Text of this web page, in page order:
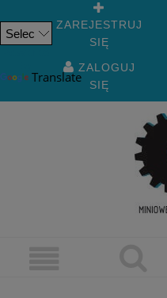
Translate
ZAREJESTRUJ
SIĘ
ZALOGUJ
SIĘ